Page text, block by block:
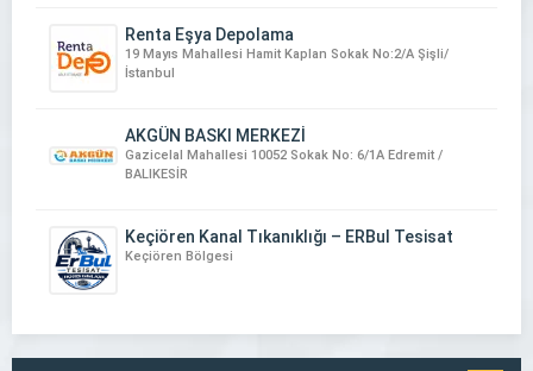
Renta Eşya Depolama
19 Mayıs Mahallesi Hamit Kaplan Sokak No:2/A Şişli/
İstanbul
AKGÜN BASKI MERKEZİ
Gazicelal Mahallesi 10052 Sokak No: 6/1A Edremit /
BALIKESİR
Keçiören Kanal Tıkanıklığı – ERBul Tesisat
Keçiören Bölgesi